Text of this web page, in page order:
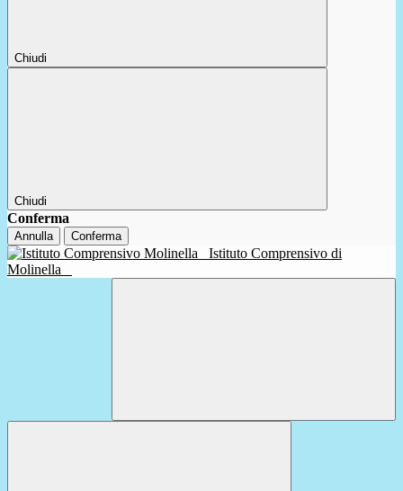
Chiudi
Chiudi
Conferma
Annulla Conferma
Istituto Comprensivo di
Molinella